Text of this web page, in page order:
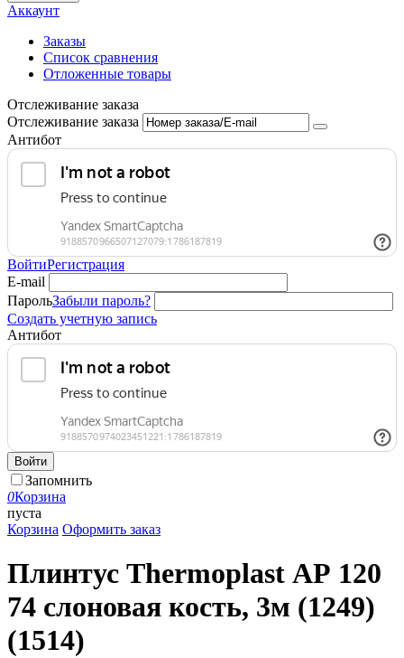
Аккаунт
Заказы
Список сравнения
Отложенные товары
Отслеживание заказа
Отслеживание заказа
Антибот
ВойтиРегистрация
E-mail
ПарольЗабыли пароль?
Создать учетную запись
Антибот
Войти
Запомнить
0Корзина
пуста
Корзина Оформить заказ
Плинтус Thermoplast АР 120
74 слоновая кость, 3м (1249)
(1514)